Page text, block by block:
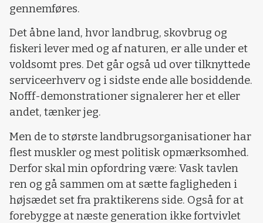
gennemføres.
Det åbne land, hvor landbrug, skovbrug og
fiskeri lever med og af naturen, er alle under et
voldsomt pres. Det går også ud over tilknyttede
serviceerhverv og i sidste ende alle bosiddende.
Nofff-demonstrationer signalerer her et eller
andet, tænker jeg.
Men de to største landbrugsorganisationer har
flest muskler og mest politisk opmærksomhed.
Derfor skal min opfordring være: Vask tavlen
ren og gå sammen om at sætte fagligheden i
højsædet set fra praktikerens side. Også for at
forebygge at næste generation ikke fortvivlet